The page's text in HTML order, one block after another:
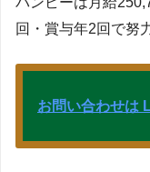
回・賞与年2回で努
お問い合わせは